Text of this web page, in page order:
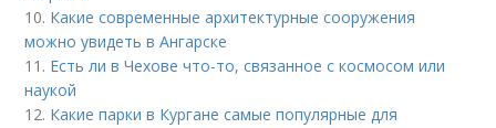
10. Какие современные архитектурные сооружения
можно увидеть в Ангарске
11. Есть ли в Чехове что-то, связанное с космосом или
наукой
12. Какие парки в Кургане самые популярные для